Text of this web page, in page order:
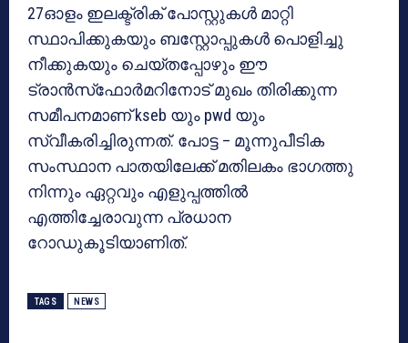
27ഓളം ഇലക്ട്രിക് പോസ്റ്റുകള്‍ മാറ്റി
സ്ഥാപിക്കുകയും ബസ്റ്റോപ്പുകള്‍ പൊളിച്ചു
നീക്കുകയും ചെയ്തപ്പോഴും ഈ
ട്രാന്‍സ്‌ഫോര്‍മറിനോട് മുഖം തിരിക്കുന്ന
സമീപനമാണ് kseb യും pwd യും
സ്വീകരിച്ചിരുന്നത്. പോട്ട – മൂന്നുപീടിക
സംസ്ഥാന പാതയിലേക്ക് മതിലകം ഭാഗത്തു
നിന്നും ഏറ്റവും എളുപ്പത്തില്‍
എത്തിച്ചേരാവുന്ന പ്രധാന
റോഡുകൂടിയാണിത്.
TAGS NEWS